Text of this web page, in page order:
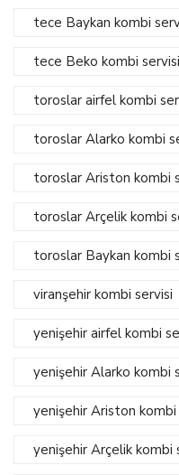
tece Baykan kombi
tece Beko kombi servisi
toroslar airfel kombi
toroslar Alarko kombi
toroslar Ariston kombi
toroslar Arçelik kombi
toroslar Baykan kombi
viranşehir kombi servisi
yenişehir airfel kombi
yenişehir Alarko kombi
yenişehir Ariston kombi
yenişehir Arçelik kombi